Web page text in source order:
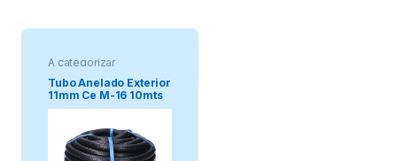
A categorizar
Tubo Anelado Exterior
11mm Ce M-16 10mts